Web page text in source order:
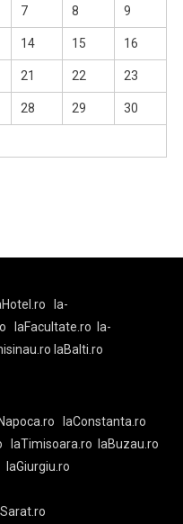
7 8 9
14 15 16
21 22 23
28 29 30
la-
laFacultate.ro
la-
laBalti.ro
laConstanta.ro
laTimisoara.ro
laBuzau.ro
laGiurgiu.ro